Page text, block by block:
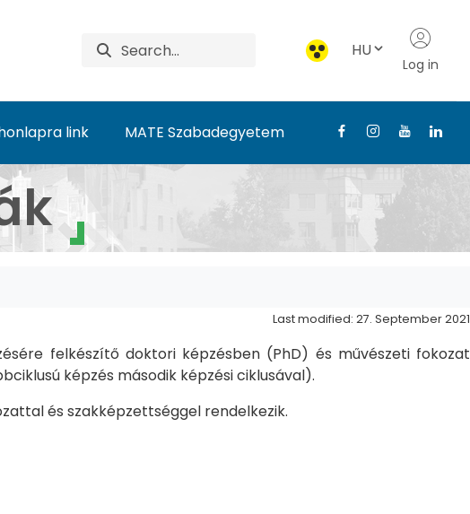
HU
Log in
link MATE Szabadegyetem
Last modified: 27. September 2021
felkészítő doktori képzésben (PhD) és művészeti fokozat
képzés második képzési ciklusával).
és szakképzettséggel rendelkezik.